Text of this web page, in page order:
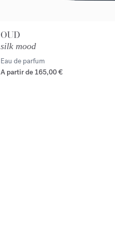
OUD
silk mood
Eau de parfum
A partir de 165,00 €